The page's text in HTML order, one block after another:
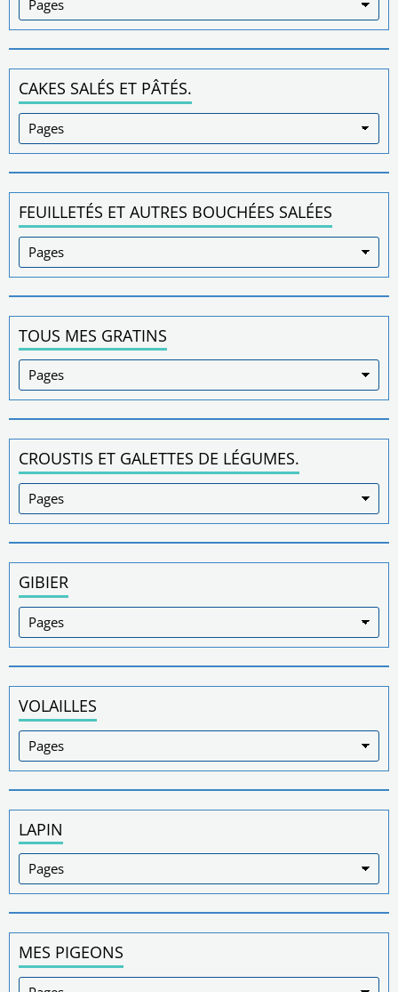
CAKES SALÉS ET PÂTÉS.
FEUILLETÉS ET AUTRES BOUCHÉES SALÉES
TOUS MES GRATINS
CROUSTIS ET GALETTES DE LÉGUMES.
GIBIER
VOLAILLES
LAPIN
MES PIGEONS